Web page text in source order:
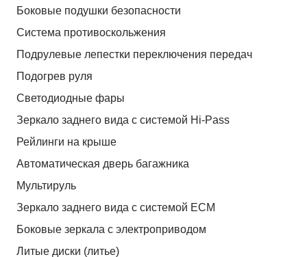
Боковые подушки безопасности
Система противоскольжения
Подрулевые лепестки переключения передач
Подогрев руля
Светодиодные фары
Зеркало заднего вида с системой Hi-Pass
Рейлинги на крыше
Автоматическая дверь багажника
Мультируль
Зеркало заднего вида с системой ЕСМ
Боковые зеркала с электроприводом
Литые диски (литье)